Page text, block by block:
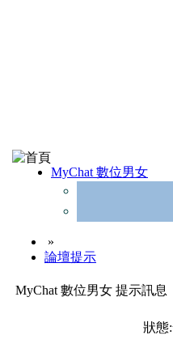
MyChat 數位男女
»
論壇提示
MyChat 數位男女 提示訊息
狀態